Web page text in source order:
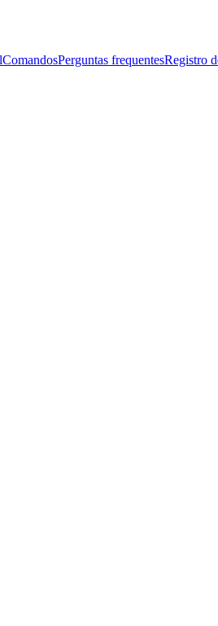
ComandosPerguntas frequentesRegistro